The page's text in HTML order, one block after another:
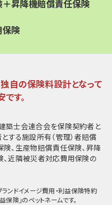
昇降機賠償責任保険
保険
自の保険料設計となって
す。
築士会連合会を保険契約者と
する施設所有（管理）者賠償
、生産物賠償責任保険、昇降
近隣被災者対応費用保険の
ンドイメージ費用・利益保険特約
保険」のペットネームです。